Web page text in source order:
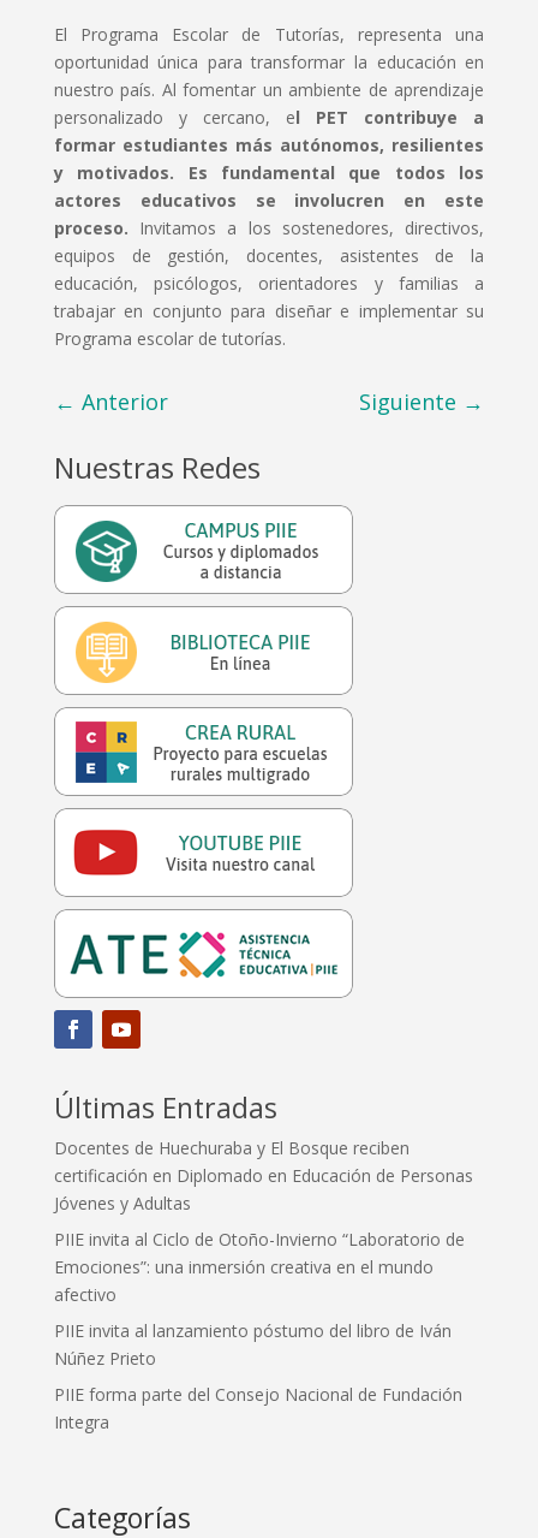
El Programa Escolar de Tutorías, representa una
oportunidad única para transformar la educación en
nuestro país. Al fomentar un ambiente de aprendizaje
personalizado y cercano, el PET contribuye a
formar estudiantes más autónomos, resilientes
y motivados. Es fundamental que todos los
actores educativos se involucren en este
proceso. Invitamos a los sostenedores, directivos,
equipos de gestión, docentes, asistentes de la
educación, psicólogos, orientadores y familias a
trabajar en conjunto para diseñar e implementar su
Programa escolar de tutorías.
← Anterior Siguiente →
Nuestras Redes
Últimas Entradas
Docentes de Huechuraba y El Bosque reciben
certificación en Diplomado en Educación de Personas
Jóvenes y Adultas
PIIE invita al Ciclo de Otoño-Invierno “Laboratorio de
Emociones”: una inmersión creativa en el mundo
afectivo
PIIE invita al lanzamiento póstumo del libro de Iván
Núñez Prieto
PIIE forma parte del Consejo Nacional de Fundación
Integra
Categorías